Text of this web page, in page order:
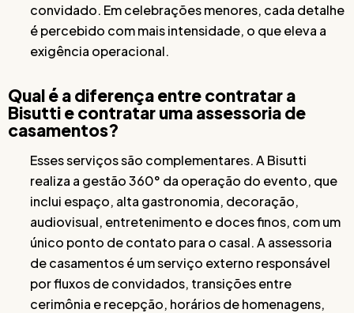
convidado. Em celebrações menores, cada detalhe
é percebido com mais intensidade, o que eleva a
exigência operacional.
Qual é a diferença entre contratar a
Bisutti e contratar uma assessoria de
casamentos?
Esses serviços são complementares. A Bisutti
realiza a gestão 360° da operação do evento, que
inclui espaço, alta gastronomia, decoração,
audiovisual, entretenimento e doces finos, com um
único ponto de contato para o casal. A assessoria
de casamentos é um serviço externo responsável
por fluxos de convidados, transições entre
cerimônia e recepção, horários de homenagens,